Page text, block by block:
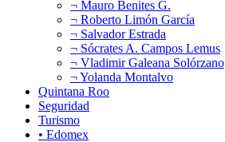
¬ Mauro Benites G.
¬ Roberto Limón García
¬ Salvador Estrada
¬ Sócrates A. Campos Lemus
¬ Vladimir Galeana Solórzano
¬ Yolanda Montalvo
Quintana Roo
Seguridad
Turismo
• Edomex